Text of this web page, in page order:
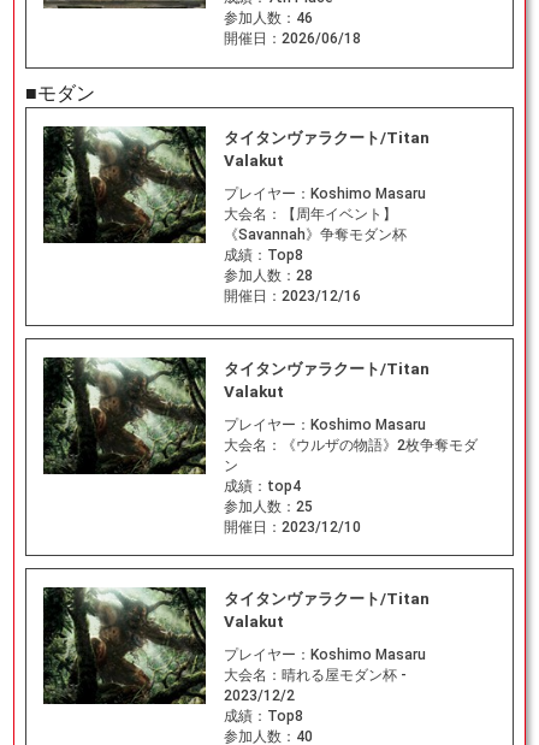
参加人数： 46
開催日： 2026/06/18
■モダン
タイタンヴァラクート/Titan
Valakut
プレイヤー： Koshimo Masaru
大会名：
【周年イベント】
《Savannah》争奪モダン杯
成績： Top8
参加人数： 28
開催日： 2023/12/16
タイタンヴァラクート/Titan
Valakut
プレイヤー： Koshimo Masaru
大会名：
《ウルザの物語》2枚争奪モダ
ン
成績： top4
参加人数： 25
開催日： 2023/12/10
タイタンヴァラクート/Titan
Valakut
プレイヤー： Koshimo Masaru
大会名： 晴れる屋モダン杯 -
2023/12/2
成績： Top8
参加人数： 40